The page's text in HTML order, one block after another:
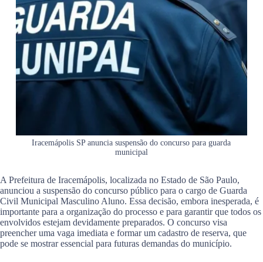
Iracemápolis SP anuncia suspensão do concurso para guarda
municipal
A Prefeitura de Iracemápolis, localizada no Estado de São Paulo,
anunciou a suspensão do concurso público para o cargo de Guarda
Civil Municipal Masculino Aluno. Essa decisão, embora inesperada, é
importante para a organização do processo e para garantir que todos os
envolvidos estejam devidamente preparados. O concurso visa
preencher uma vaga imediata e formar um cadastro de reserva, que
pode se mostrar essencial para futuras demandas do município.